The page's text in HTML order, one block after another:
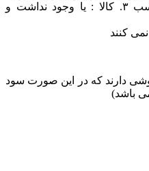
۳. کالا: مصرفی و به قیمت مناسب ۳. کالا : یا وجود نداشت و
دارند که در این صورت سود
باشد)